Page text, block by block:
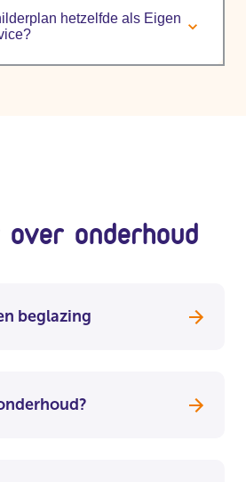
hetzelfde als Eigen
onderhoud
beglazing